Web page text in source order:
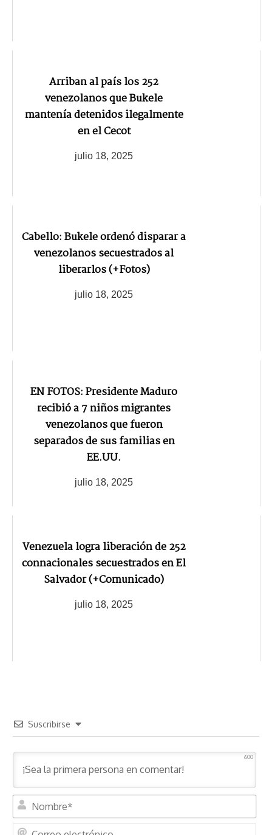
Arriban al país los 252
venezolanos que Bukele
mantenía detenidos ilegalmente
en el Cecot
julio 18, 2025
Cabello: Bukele ordenó disparar a
venezolanos secuestrados al
liberarlos (+Fotos)
julio 18, 2025
EN FOTOS: Presidente Maduro
recibió a 7 niños migrantes
venezolanos que fueron
separados de sus familias en
EE.UU.
julio 18, 2025
Venezuela logra liberación de 252
connacionales secuestrados en El
Salvador (+Comunicado)
julio 18, 2025
Suscribirse
600
o
m